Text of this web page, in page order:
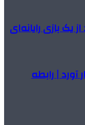
بازی رایانه‌ای
آورد | رابطه